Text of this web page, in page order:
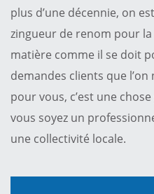
plus d’une décennie, on
zingueur de renom pour
matière comme il se doit
demandes clients que
pour vous, c’est une
vous soyez un
une collectivité locale.